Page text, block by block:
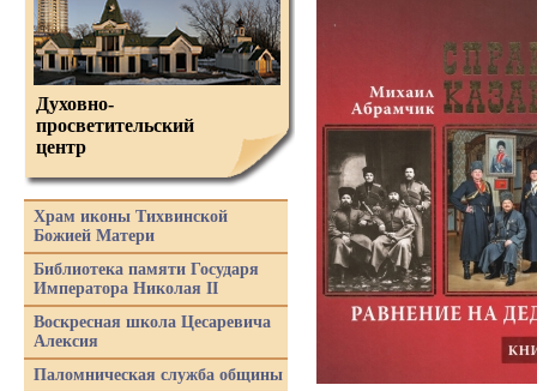
Духовно-
просветительский
центр
Храм иконы Тихвинской
Божией Матери
Библиотека памяти Государя
Императора Николая II
Воскресная школа Цесаревича
Алексия
Паломническая служба общины